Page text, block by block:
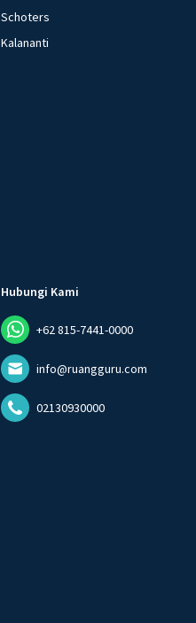
Schoters
Kalananti
Hubungi Kami
+62 815-7441-0000
info@ruangguru.com
02130930000